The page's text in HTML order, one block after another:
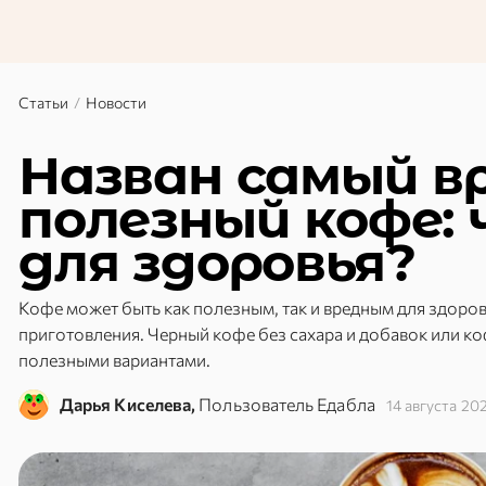
Проверьте себя в нашем
Статьи / Новости
Назван самый
полезный
для здоровья?
Кофе может быть как полезным, так и вредным для
приготовления. Черный кофе без сахара и добавок или
полезными вариантами.
Дарья Киселева, Пользователь Едабла 14 августа